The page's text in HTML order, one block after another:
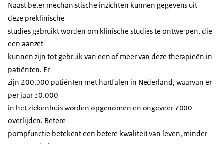
Naast beter mechanistische inzichten kunnen gegevens uit
deze preklinische
studies gebruikt worden om klinische studies te ontwerpen, die
een aanzet
kunnen zijn tot gebruik van een of meer van deze therapieën in
patiënten. Er
zijn 200.000 patiënten met hartfalen in Nederland, waarvan er
per jaar 30.000
in het ziekenhuis worden opgenomen en ongeveer 7000
overlijden. Betere
pompfunctie betekent een betere kwaliteit van leven, minder